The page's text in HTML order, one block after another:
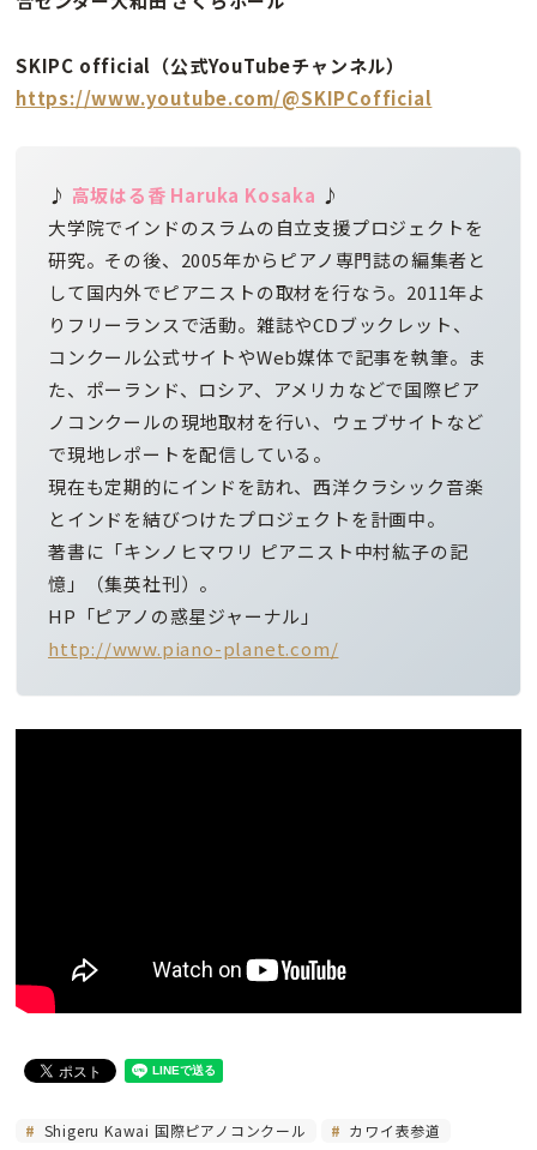
SKIPC official（公式YouTubeチャンネル）
https://www.youtube.com/@SKIPCofficial
♪ 高坂はる香 Haruka Kosaka ♪
大学院でインドのスラムの自立支援プロジェクトを
研究。その後、2005年からピアノ専門誌の編集者と
して国内外でピアニストの取材を行なう。2011年よ
りフリーランスで活動。雑誌やCDブックレット、
コンクール公式サイトやWeb媒体で記事を執筆。ま
た、ポーランド、ロシア、アメリカなどで国際ピア
ノコンクールの現地取材を行い、ウェブサイトなど
で現地レポートを配信している。
現在も定期的にインドを訪れ、西洋クラシック音楽
とインドを結びつけたプロジェクトを計画中。
著書に「キンノヒマワリ ピアニスト中村紘子の記
憶」（集英社刊）。
HP「ピアノの惑星ジャーナル」
http://www.piano-planet.com/
Shigeru Kawai 国際ピアノコンクール
カワイ表参道